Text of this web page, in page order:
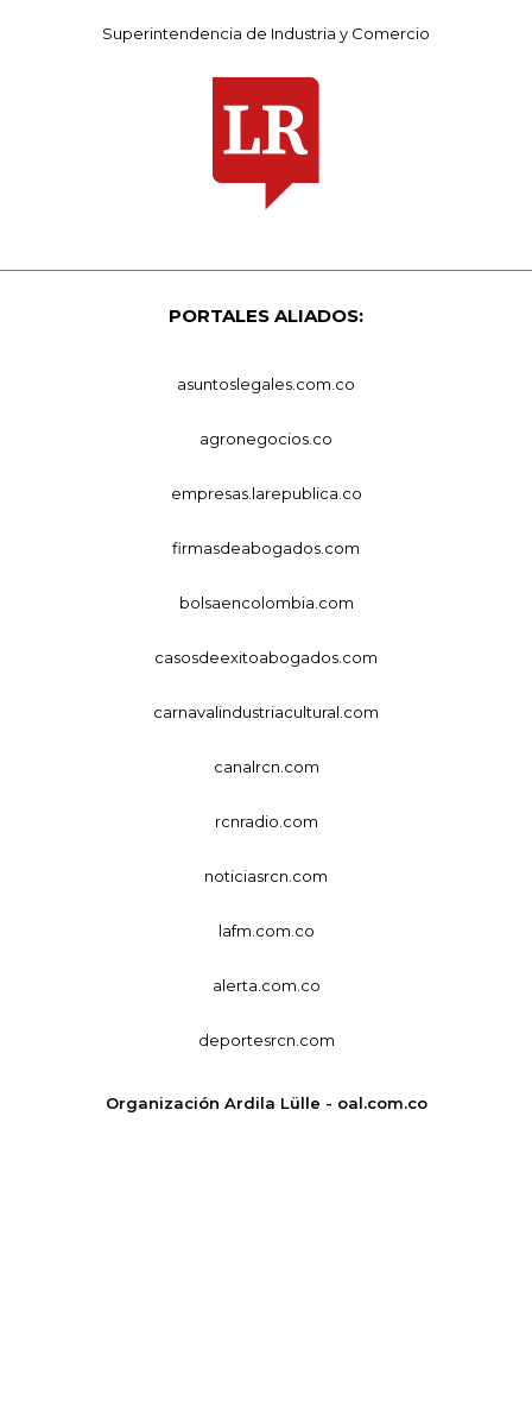
Superintendencia de Industria y Comercio
PORTALES ALIADOS:
asuntoslegales.com.co
agronegocios.co
empresas.larepublica.co
firmasdeabogados.com
bolsaencolombia.com
casosdeexitoabogados.com
carnavalindustriacultural.com
canalrcn.com
rcnradio.com
noticiasrcn.com
lafm.com.co
alerta.com.co
deportesrcn.com
Organización Ardila Lülle - oal.com.co